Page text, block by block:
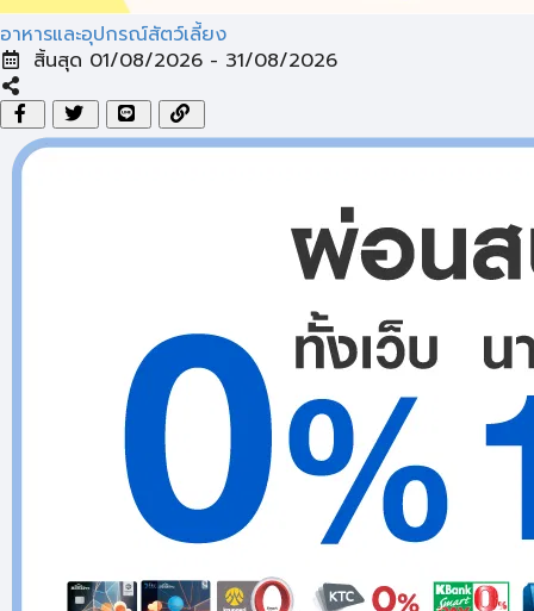
อาหารและอุปกรณ์สัตว์เลี้ยง
สิ้นสุด 01/08/2026 - 31/08/2026